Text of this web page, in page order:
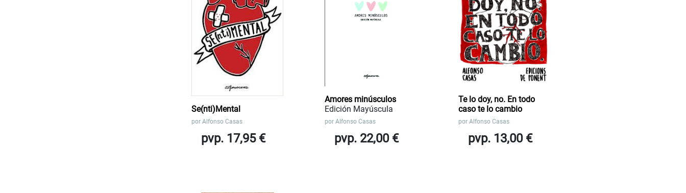
Se(nti)Mental
por Alfonso Casas
pvp. 17,95 €
Amores minúsculos
Edición Mayúscula
porAlfonso Casas
pvp. 22,00 €
Te lo doy, no. En todo
caso te lo cambio
por Alfonso Casas
pvp. 13,00 €